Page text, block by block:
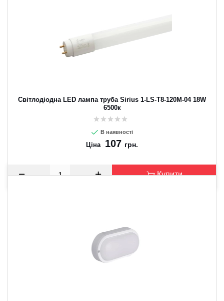
Світлодіодна LED лампа труба Sirius 1-LS-T8-120M-04 18W
6500к
В наявності
Ціна 107 грн.
Купити